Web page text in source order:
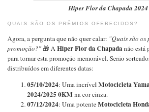
Hiper Flor da Chapada 2024
QUAIS SÃO OS PRÊMIOS OFERECIDOS?
Agora, a pergunta que não quer calar: "Quais são os
promoção?"🎁 A Hiper Flor da Chapadanão está
para tornar esta promoção memorável. Serão
distribuídos em diferentes datas:
05/10/2024: Uma incrível Motocicleta
2024/2025 0KM na cor cinza.
07/12/2024: Uma potenteMotocicleta